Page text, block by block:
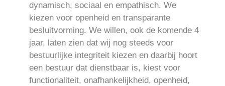
dynamisch, sociaal en empathisch. We
kiezen voor openheid en transparante
besluitvorming. We willen, ook de komende 4
jaar, laten zien dat wij nog steeds voor
bestuurlijke integriteit kiezen en daarbij hoort
een bestuur dat dienstbaar is, kiest voor
functionaliteit, onafhankelijkheid, openheid,